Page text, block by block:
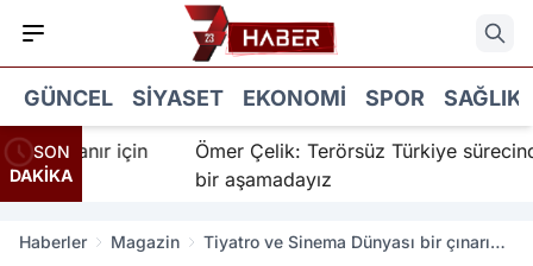
GÜNCEL SIYASET EKONOMI SPOR SAĞLIK
SON
DAKİKA
İnanır için
Ömer Çelik: Terörsüz Türkiye sürecinde
bir aşamadayız
Haberler Magazin
Tiyatro ve Sinema Dünyası bir çınarını